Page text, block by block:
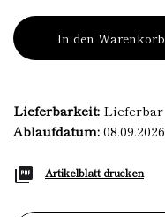
In den Warenkorb
Lieferbarkeit: Lieferbar
Ablaufdatum:08.09.2026
Artikelblatt drucken